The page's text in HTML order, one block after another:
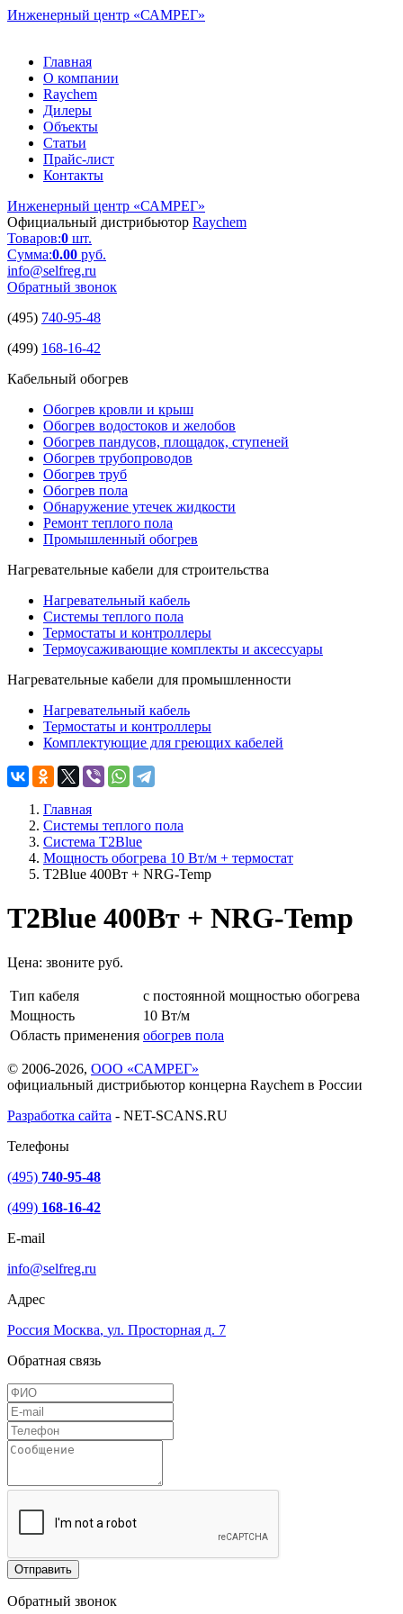
Инженерный центр «САМРЕГ»
Главная
О компании
Raychem
Дилеры
Объекты
Статьи
Прайс-лист
Контакты
Инженерный центр «САМРЕГ»
Официальный дистрибьютор Raychem
Товаров:0 шт.
Сумма:0.00 руб.
info@selfreg.ru
Обратный звонок
(495) 740-95-48
(499) 168-16-42
Кабельный обогрев
Обогрев кровли и крыш
Обогрев водостоков и желобов
Обогрев пандусов, площадок, ступеней
Обогрев трубопроводов
Обогрев труб
Обогрев пола
Обнаружение утечек жидкости
Ремонт теплого пола
Промышленный обогрев
Нагревательные кабели для строительства
Нагревательный кабель
Системы теплого пола
Термостаты и контроллеры
Термоусаживающие комплекты и аксессуары
Нагревательные кабели для промышленности
Нагревательный кабель
Термостаты и контроллеры
Комплектующие для греющих кабелей
Главная
Системы теплого пола
Система T2Blue
Мощность обогрева 10 Вт/м + термостат
T2Blue 400Вт + NRG-Temp
T2Blue 400Вт + NRG-Temp
Цена: звоните руб.
Тип кабеля
с постоянной мощностью обогрева
Мощность
10 Вт/м
Область применения обогрев пола
© 2006-2026, ООО «САМРЕГ»
официальный дистрибьютор концерна Raychem в России
Разработка сайта - NET-SCANS.RU
Телефоны
(495) 740-95-48
(499) 168-16-42
E-mail
info@selfreg.ru
Адрес
Россия Москва, ул. Просторная д. 7
Обратная связь
Отправить
Обратный звонок